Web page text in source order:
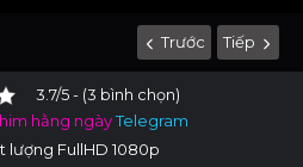
Trước Tiếp
3.7/5 - (3 bình chọn)
hằng ngàyTelegram
lượng FullHD 1080p